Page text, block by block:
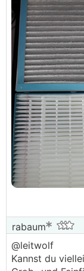
rabaum
@leitwolf
Kannst du